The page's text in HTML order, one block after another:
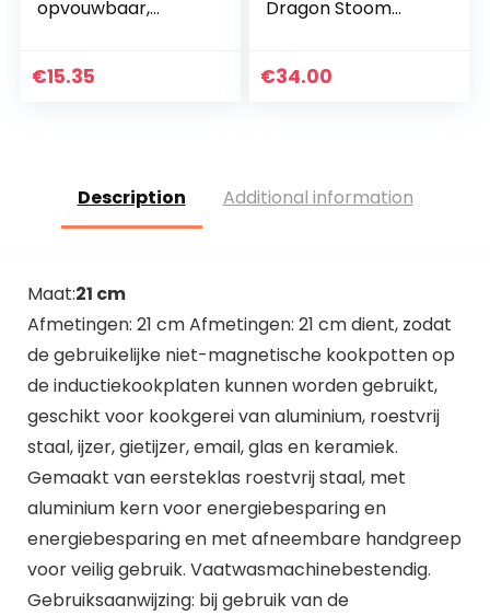
opvouwbaar,
€15.35
Dragon Stoom
Release Diverter,
€34.00
Description Additional information
Maat:21 cm
Afmetingen: 21 cm Afmetingen: 21 cm dient, zodat
de gebruikelijke niet-magnetische kookpotten op
de inductiekookplaten kunnen worden gebruikt,
geschikt voor kookgerei van aluminium, roestvrij
staal, ijzer, gietijzer, email, glas en keramiek.
Gemaakt van eersteklas roestvrij staal, met
aluminium kern voor energiebesparing en
energiebesparing en met afneembare handgreep
voor veilig gebruik. Vaatwasmachinebestendig.
Gebruiksaanwijzing: bij gebruik van de